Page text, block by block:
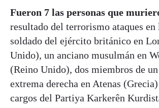
Fueron 7 las personas que
resultado del terrorismo ataques en
soldado del ejército británico en
Unido), un anciano musulmán en
(Reino Unido), dos miembros de
extrema derecha en Atenas
cargos del Partiya Karkerên